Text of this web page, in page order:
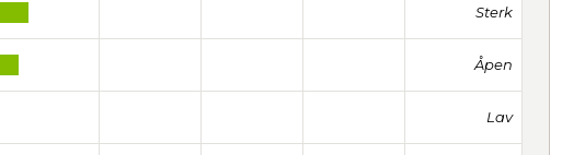
Sterk
Åpen
Lav